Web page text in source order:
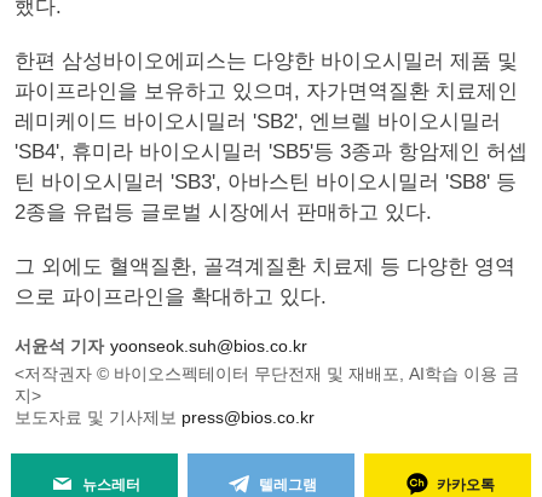
했다.
한편 삼성바이오에피스는 다양한 바이오시밀러 제품 및
파이프라인을 보유하고 있으며, 자가면역질환 치료제인
레미케이드 바이오시밀러 'SB2', 엔브렐 바이오시밀러
'SB4', 휴미라 바이오시밀러 'SB5'등 3종과 항암제인 허셉
틴 바이오시밀러 'SB3', 아바스틴 바이오시밀러 'SB8' 등
2종을 유럽등 글로벌 시장에서 판매하고 있다.
그 외에도 혈액질환, 골격계질환 치료제 등 다양한 영역
으로 파이프라인을 확대하고 있다.
서윤석 기자 yoonseok.suh@bios.co.kr
<저작권자 © 바이오스펙테이터 무단전재 및 재배포, AI학습 이용 금
지>
보도자료 및 기사제보 press@bios.co.kr
뉴스레터 텔레그램 카카오톡